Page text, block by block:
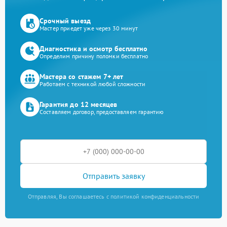
Срочный выезд
Мастер приедет уже через 30 минут
Диагностика и осмотр бесплатно
Определим причину поломки бесплатно
Мастера со стажем 7+ лет
Работаем с техникой любой сложности
Гарантия до 12 месяцев
Составляем договор, предоставляем гарантию
Отправить заявку
Отправляя, Вы соглашаетесь с политикой конфиденциальности